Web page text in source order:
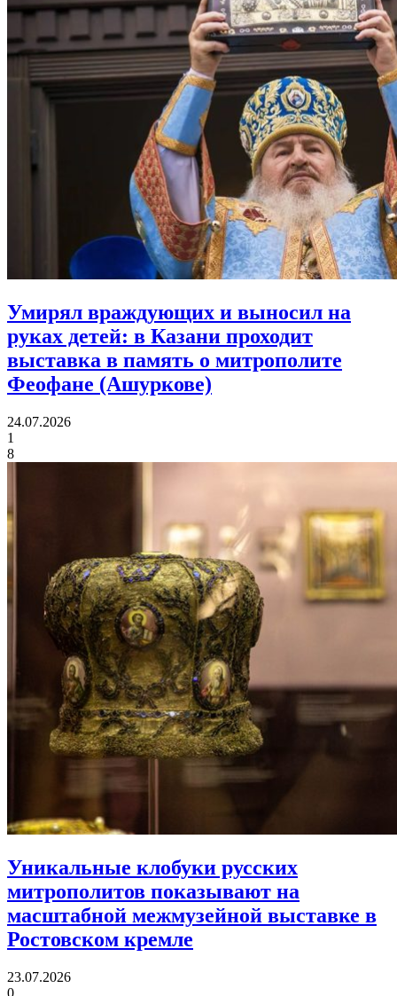
Умирял враждующих и выносил на
руках детей: в Казани проходит
выставка в память о митрополите
Феофане (Ашуркове)
24.07.2026
1
8
Уникальные клобуки русских
митрополитов показывают на
масштабной межмузейной выставке в
Ростовском кремле
23.07.2026
0